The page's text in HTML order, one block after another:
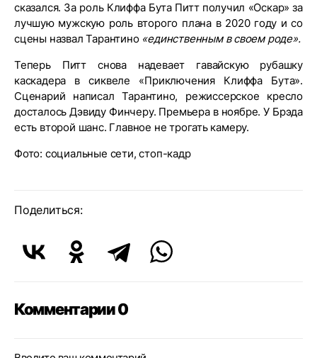
сказался. За роль Клиффа Бута Питт получил «Оскар» за
лучшую мужскую роль второго плана в 2020 году и со
сцены назвал Тарантино «единственным в своем роде».
Теперь Питт снова надевает гавайскую рубашку
каскадера в сиквеле «Приключения Клиффа Бута».
Сценарий написал Тарантино, режиссерское кресло
досталось Дэвиду Финчеру. Премьера в ноябре. У Брэда
есть второй шанс. Главное не трогать камеру.
Фото: социальные сети, стоп-кадр
Поделиться:
Комментарии 0